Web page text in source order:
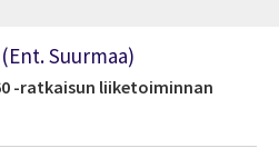
Suurmaa)
-ratkaisun liiketoiminnan